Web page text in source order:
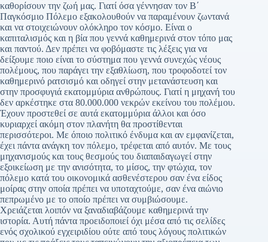
καθορίσουν την ζωή μας. Γιατί όσα γέννησαν τον Β΄
Παγκόσμιο Πόλεμο εξακολουθούν να παραμένουν ζωντανά
και να στοιχειώνουν ολόκληρο τον κόσμο. Είναι ο
καπιταλισμός και η βία που γεννά καθημερινά στον τόπο μας
και παντού. Δεν πρέπει να φοβόμαστε τις λέξεις για να
δείξουμε ποιο είναι το σύστημα που γεννά συνεχώς νέους
πολέμους, που παράγει την εξαθλίωση, που τροφοδοτεί τον
καθημερινό ρατσισμό και οδηγεί στην μετανάστευση και
στην προσφυγιά εκατομμύρια ανθρώπους. Γιατί η μηχανή του
δεν αρκέστηκε στα 80.000.000 νεκρών εκείνου του πολέμου.
Έχουν προστεθεί σε αυτά εκατομμύρια άλλοι και όσο
κυριαρχεί ακόμη στον πλανήτη θα προστίθενται
περισσότεροι. Με όποιο πολιτικό ένδυμα και αν εμφανίζεται,
έχει πάντα ανάγκη τον πόλεμο, τρέφεται από αυτόν. Με τους
μηχανισμούς και τους θεσμούς του διαπαιδαγωγεί στην
εξοικείωση με την ανισότητα, το μίσος, την φτώχια, τον
πόλεμο κατά του οικονομικά ασθενέστερου σαν ένα είδος
μοίρας στην οποία πρέπει να υποταχτούμε, σαν ένα αιώνιο
πεπρωμένο με το οποίο πρέπει να συμβιώσουμε.
Χρειάζεται λοιπόν να ξαναδιαβάζουμε καθημερινά την
ιστορία. Αυτή πάντα προειδοποιεί όχι μέσα από τις σελίδες
ενός σχολικού εγχειριδίου ούτε από τους λόγους πολιτικών